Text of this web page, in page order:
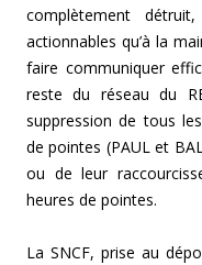
complètement
actionnables qu’à la
faire communiquer
reste du réseau du
suppression de tous
de pointes (PAUL et
ou de leur
heures de pointes.
La SNCF, prise au